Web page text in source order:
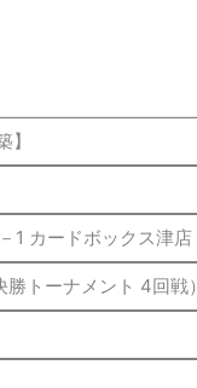
1 カードボックス津店
トーナメント 4回戦）